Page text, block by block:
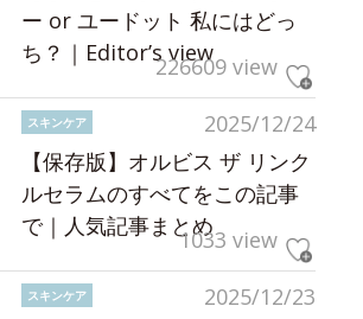
ー or ユードット 私にはどっ
ち？｜Editor’s view226609 view
2025/12/24
スキンケア
【保存版】オルビス ザ リンク
ルセラムのすべてをこの記事
で｜人気記事まとめ1033 view
2025/12/23
スキンケア